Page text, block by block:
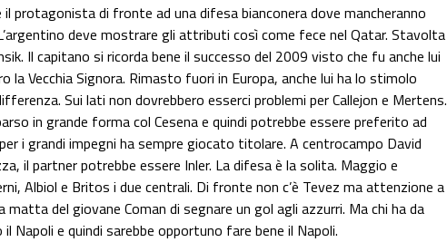
protagonista di fronte ad una difesa bianconera dove mancheranno
deve mostrare gli attributi così come fece nel Qatar. Stavolta
Il capitano si ricorda bene il successo del 2009 visto che fu anche lui
la Vecchia Signora. Rimasto fuori in Europa, anche lui ha lo stimolo
Sui lati non dovrebbero esserci problemi per Callejon e Mertens.
in grande forma col Cesena e quindi potrebbe essere preferito ad
i grandi impegni ha sempre giocato titolare. A centrocampo David
il partner potrebbe essere Inler. La difesa è la solita. Maggio e
Albiol e Britos i due centrali. Di fronte non c’è Tevez ma attenzione a
matta del giovane Coman di segnare un gol agli azzurri. Ma chi ha da
Napoli e quindi sarebbe opportuno fare bene il Napoli.